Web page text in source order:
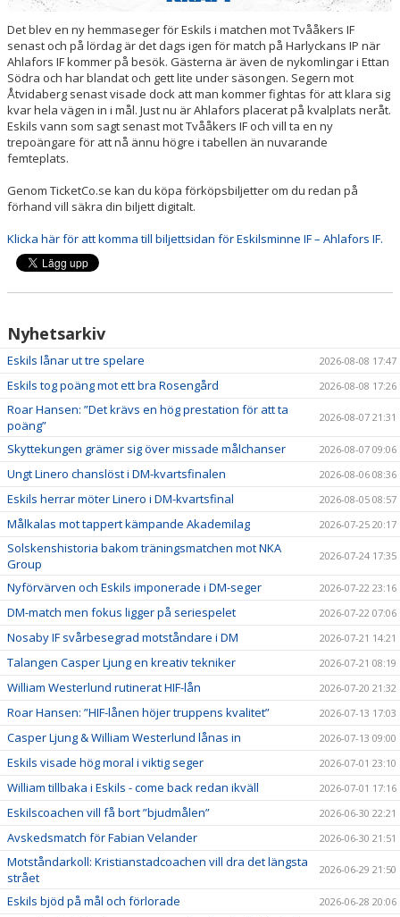
Det blev en ny hemmaseger för Eskils i matchen mot Tvååkers IF
senast och på lördag är det dags igen för match på Harlyckans IP när
Ahlafors IF kommer på besök. Gästerna är även de nykomlingar i Ettan
Södra och har blandat och gett lite under säsongen. Segern mot
Åtvidaberg senast visade dock att man kommer fightas för att klara sig
kvar hela vägen in i mål. Just nu är Ahlafors placerat på kvalplats neråt.
Eskils vann som sagt senast mot Tvååkers IF och vill ta en ny
trepoängare för att nå ännu högre i tabellen än nuvarande
femteplats.
Genom TicketCo.se kan du köpa förköpsbiljetter om du redan på
förhand vill säkra din biljett digitalt.
Klicka här för att komma till biljettsidan för Eskilsminne IF – Ahlafors IF.
Nyhetsarkiv
Eskils lånar ut tre spelare 2026-08-08 17:47
Eskils tog poäng mot ett bra Rosengård 2026-08-08 17:26
Roar Hansen: ”Det krävs en hög prestation för att ta
poäng”
2026-08-07 21:31
Skyttekungen grämer sig över missade målchanser 2026-08-07 09:06
Ungt Linero chanslöst i DM-kvartsfinalen 2026-08-06 08:36
Eskils herrar möter Linero i DM-kvartsfinal 2026-08-05 08:57
Målkalas mot tappert kämpande Akademilag 2026-07-25 20:17
Solskenshistoria bakom träningsmatchen mot NKA
Group
2026-07-24 17:35
Nyförvärven och Eskils imponerade i DM-seger 2026-07-22 23:16
DM-match men fokus ligger på seriespelet 2026-07-22 07:06
Nosaby IF svårbesegrad motståndare i DM 2026-07-21 14:21
Talangen Casper Ljung en kreativ tekniker 2026-07-21 08:19
William Westerlund rutinerat HIF-lån 2026-07-20 21:32
Roar Hansen: ”HIF-lånen höjer truppens kvalitet” 2026-07-13 17:03
Casper Ljung & William Westerlund lånas in 2026-07-13 09:00
Eskils visade hög moral i viktig seger 2026-07-01 23:10
William tillbaka i Eskils - come back redan ikväll 2026-07-01 17:16
Eskilscoachen vill få bort ”bjudmålen” 2026-06-30 22:21
Avskedsmatch för Fabian Velander 2026-06-30 21:51
Motståndarkoll: Kristianstadcoachen vill dra det längsta
strået
2026-06-29 21:50
Eskils bjöd på mål och förlorade 2026-06-28 20:06